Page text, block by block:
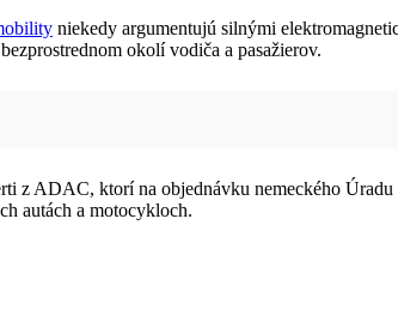
niekedy argumentujú silnými
okolí vodiča a pasažierov.
ADAC, ktorí na objednávku nemeckého Úradu
autách a motocykloch.